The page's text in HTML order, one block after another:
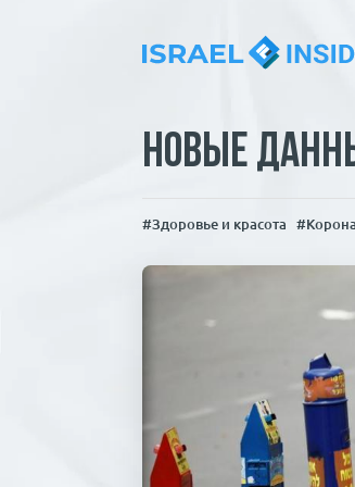
Новые
#Здоровье и красота